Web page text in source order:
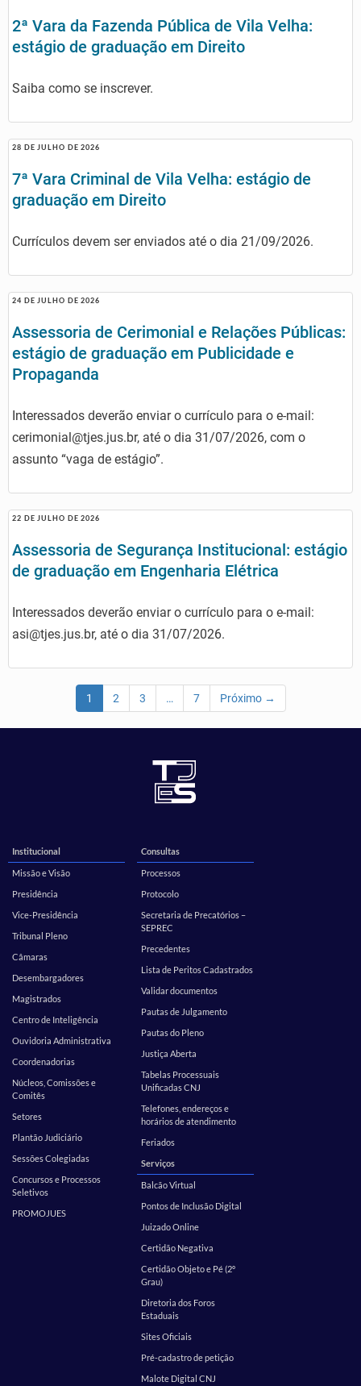
2ª Vara da Fazenda Pública de Vila Velha:
estágio de graduação em Direito
Saiba como se inscrever.
28 DE JULHO DE 2026
7ª Vara Criminal de Vila Velha: estágio de
graduação em Direito
Currículos devem ser enviados até o dia 21/09/2026.
24 DE JULHO DE 2026
Assessoria de Cerimonial e Relações Públicas:
estágio de graduação em Publicidade e
Propaganda
Interessados deverão enviar o currículo para o e-mail:
cerimonial@tjes.jus.br, até o dia 31/07/2026, com o
assunto “vaga de estágio”.
22 DE JULHO DE 2026
Assessoria de Segurança Institucional: estágio
de graduação em Engenharia Elétrica
Interessados deverão enviar o currículo para o e-mail:
asi@tjes.jus.br, até o dia 31/07/2026.
1 2 3 … 7 Próximo →
Institucional
Missão e Visão
Presidência
Vice-Presidência
Tribunal Pleno
Câmaras
Desembargadores
Magistrados
Centro de Inteligência
Ouvidoria Administrativa
Coordenadorias
Núcleos, Comissões e
Comitês
Setores
Plantão Judiciário
Sessões Colegiadas
Concursos e Processos
Seletivos
PROMOJUES
Consultas
Processos
Protocolo
Secretaria de Precatórios –
SEPREC
Precedentes
Lista de Peritos Cadastrados
Validar documentos
Pautas de Julgamento
Pautas do Pleno
Justiça Aberta
Tabelas Processuais
Unificadas CNJ
Telefones, endereços e
horários de atendimento
Feriados
Serviços
Balcão Virtual
Pontos de Inclusão Digital
Juizado Online
Certidão Negativa
Certidão Objeto e Pé (2º
Grau)
Diretoria dos Foros
Estaduais
Sites Oficiais
Pré-cadastro de petição
Malote Digital CNJ